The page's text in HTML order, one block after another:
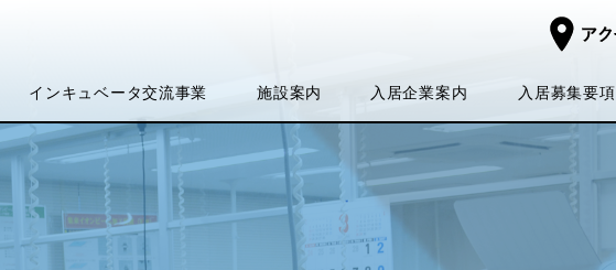
インキュベータ交流事業 施設案内 入居企業案内 入居募集要項